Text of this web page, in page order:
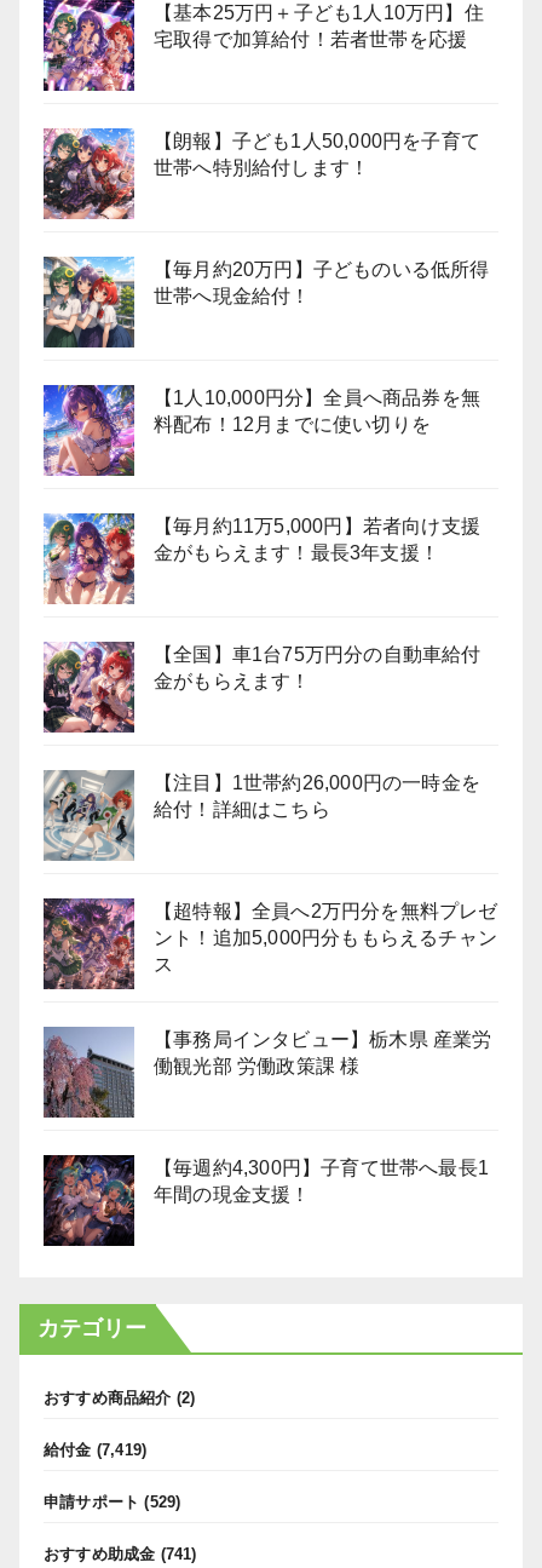
【基本25万円＋子ども1人10万円】住
宅取得で加算給付！若者世帯を応援
【朗報】子ども1人50,000円を子育て
世帯へ特別給付します！
【毎月約20万円】子どものいる低所得
世帯へ現金給付！
【1人10,000円分】全員へ商品券を無
料配布！12月までに使い切りを
【毎月約11万5,000円】若者向け支援
金がもらえます！最長3年支援！
【全国】車1台75万円分の自動車給付
金がもらえます！
【注目】1世帯約26,000円の一時金を
給付！詳細はこちら
【超特報】全員へ2万円分を無料プレゼ
ント！追加5,000円分ももらえるチャン
ス
【事務局インタビュー】栃木県 産業労
働観光部 労働政策課 様
【毎週約4,300円】子育て世帯へ最長1
年間の現金支援！
カテゴリー
おすすめ商品紹介 (2)
給付金 (7,419)
申請サポート (529)
おすすめ助成金 (741)